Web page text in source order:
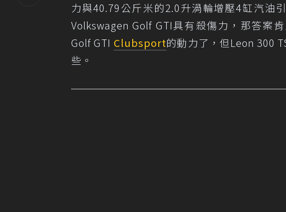
力與40.79公斤米的2.0升渦輪增壓4缸汽油
Volkswagen Golf GTI具有殺傷力，那答案
Golf GTI Clubsport的動力了，但Leon 300
些。